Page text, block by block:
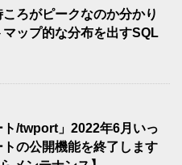
ろがピークなのか分かり
ップ的な分布を出すSQL
ト/twport」2022年6月いっ
の公開機能を終了します